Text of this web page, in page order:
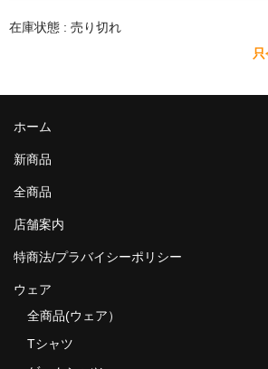
在庫状態 : 売り切れ
ホーム
新商品
全商品
店舗案内
特商法/プラバイシーポリシー
ウェア
全商品(ウェア）
Tシャツ